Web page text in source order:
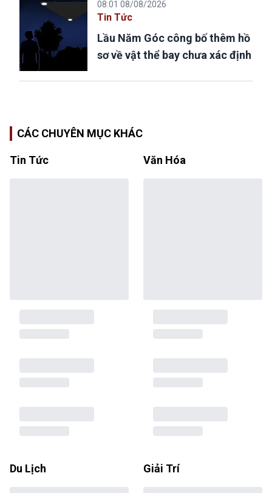
08:01 08/08/2026
Tin Tức
Lầu Năm Góc công bố thêm hồ
sơ về vật thể bay chưa xác định
CÁC CHUYÊN MỤC KHÁC
Tin Tức Văn Hóa
Du Lịch Giải Trí